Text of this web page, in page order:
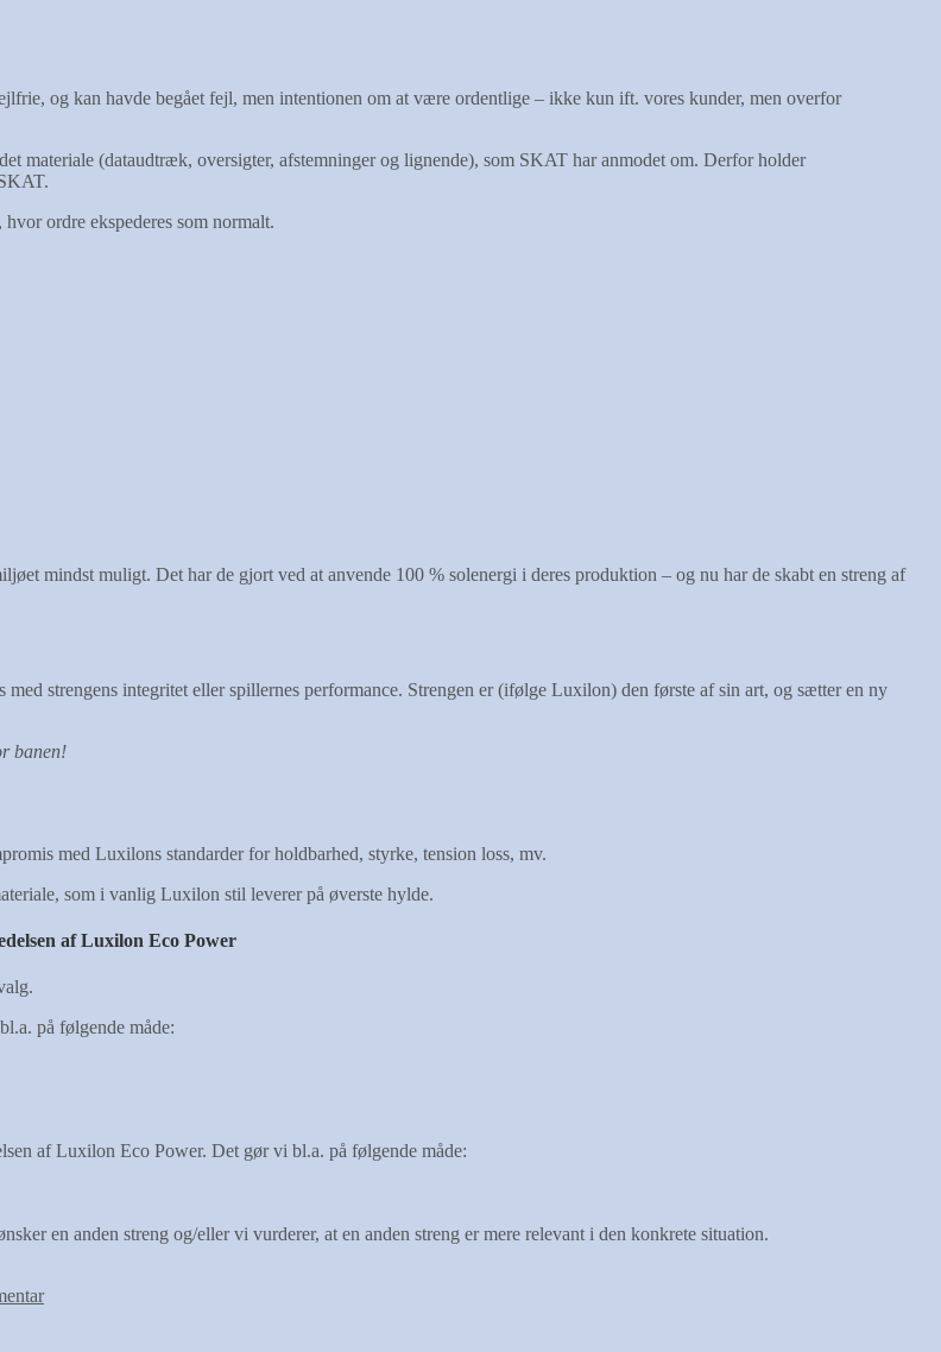
og kan havde begået fejl, men intentionen om at være ordentlige – ikke kun ift. vores kunder, men overfor
materiale (dataudtræk, oversigter, afstemninger og lignende), som SKAT har anmodet om. Derfor holder
ordre ekspederes som normalt.
mindst muligt. Det har de gjort ved at anvende 100 % solenergi i deres produktion – og nu har de skabt en streng af
strengens integritet eller spillernes performance. Strengen er (ifølge Luxilon) den første af sin art, og sætter en ny
banen!
med Luxilons standarder for holdbarhed, styrke, tension loss, mv.
som i vanlig Luxilon stil leverer på øverste hylde.
af Luxilon Eco Power
på følgende måde:
af Luxilon Eco Power. Det gør vi bl.a. på følgende måde:
en anden streng og/eller vi vurderer, at en anden streng er mere relevant i den konkrete situation.